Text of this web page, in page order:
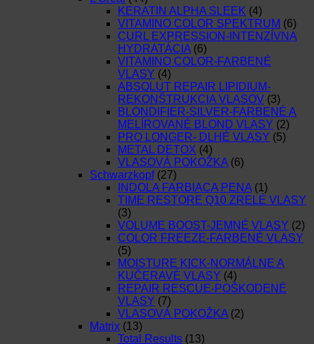
KERATIN ALPHA SLEEK (4)
VITAMINO COLOR SPEKTRUM (6)
CURL EXPRESSION-INTENZÍVNA
HYDRATÁCIA (6)
VITAMINO COLOR-FARBENÉ
VLASY (4)
ABSOLUT REPAIR LIPIDIUM-
REKONŠTRUKCIA VLASOV (3)
BLONDIFIER-SILVER-FARBENÉ A
MELÍROVANÉ BLOND VLASY (2)
PRO LONGER- DLHÉ VLASY (5)
METAL DETOX (4)
VLASOVÁ POKOŽKA (6)
Schwarzkopf (27)
INDOLA FARBIACA PENA (1)
TIME RESTORE Q10 ZRELÉ VLASY
(3)
VOLUME BOOST-JEMNÉ VLASY (2)
COLOR FREEZE-FARBENÉ VLASY
(5)
MOISTURE KICK-NORMÁLNE A
KUČERAVÉ VLASY (4)
REPAIR RESCUE-POŠKODENÉ
VLASY (7)
VLASOVÁ POKOŽKA (2)
Matrix (13)
Total Results (13)